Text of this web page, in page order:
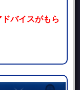
バイスがもら